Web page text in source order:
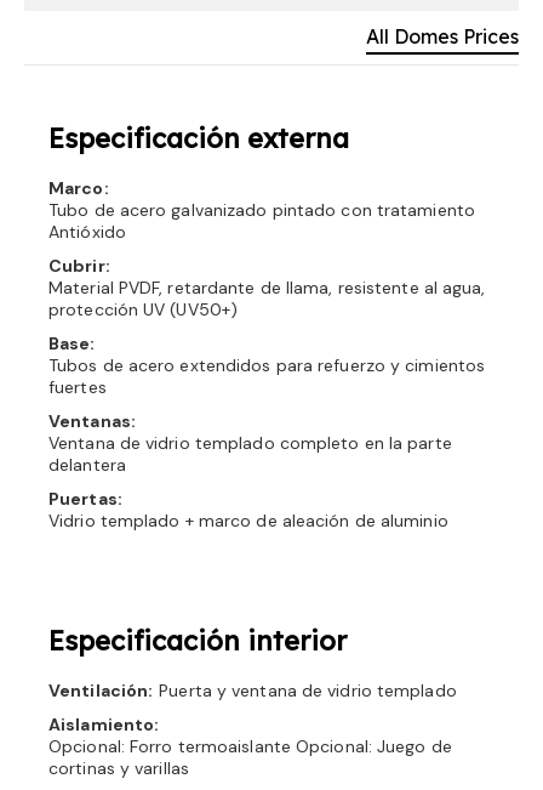
All Domes Prices
Especificación externa
Marco:
Tubo de acero galvanizado pintado con tratamiento
Antióxido
Cubrir:
Material PVDF, retardante de llama, resistente al agua,
protección UV (UV50+)
Base:
Tubos de acero extendidos para refuerzo y cimientos
fuertes
Ventanas:
Ventana de vidrio templado completo en la parte
delantera
Puertas:
Vidrio templado + marco de aleación de aluminio
Especificación interior
Ventilación: Puerta y ventana de vidrio templado
Aislamiento:
Opcional: Forro termoaislante Opcional: Juego de
cortinas y varillas